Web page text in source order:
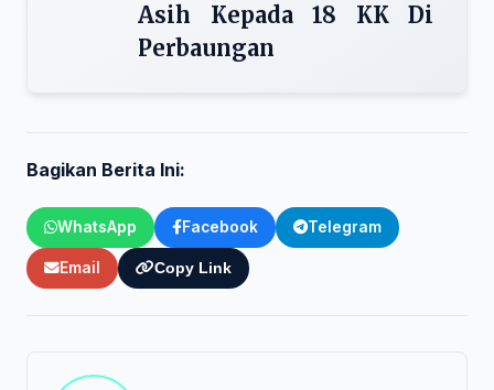
Asih Kepada 18 KK Di
Perbaungan
Bagikan Berita Ini:
WhatsApp Facebook Telegram
Email Copy Link